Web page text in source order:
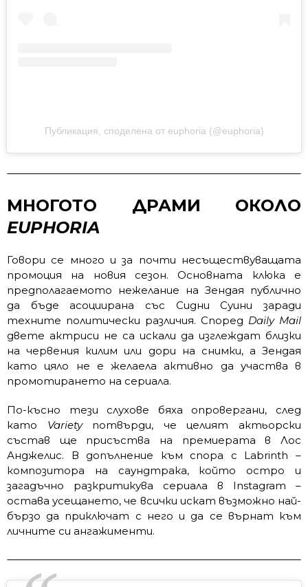
Публикация, споделена от euphoria (@euphoria)
МНОГОТО ДРАМИ ОКОЛО
EUPHORIA
Говори се много и за почти несъществуващата
промоция на новия сезон. Основната клюка е
предполагаемото нежелание на Зендая публично
да бъде асоциирана със Сидни Суини заради
техните политически различия. Според Daily Mail
двете актриси не са искали да изглеждат близки
на червения килим или дори на снимки, а Зендая
като цяло не е желаела активно да участва в
промотирането на сериала.
По-късно тези слухове бяха опровергани, след
като Varietyпотвърди, че целият актьорски
състав ще присъства на премиерата в Лос
Анджелис. В допълнение към спора с Labrinth –
композитора на саундтрака, който остро и
загадъчно разкритикува сериала в Instagram –
остава усещането, че всички искат възможно най-
бързо да приключат с него и да се върнат към
личните си ангажименти.